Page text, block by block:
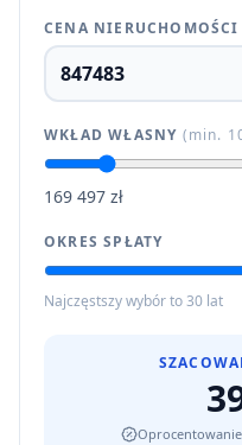
CENA NIERUCHOMOŚCI
WKŁAD WŁASNY (min.
169 497 zł
OKRES SPŁATY
Najczęstszy wybór to 30 lat
Oprocentowanie